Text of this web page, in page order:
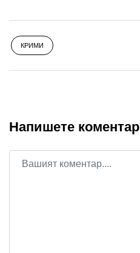
КРИМИ
Напишете коментар